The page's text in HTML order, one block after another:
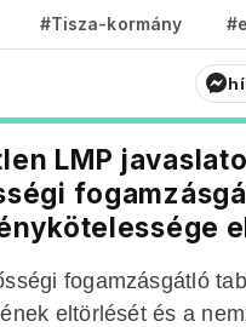
#Tisza-kormány
LMP
fogamzásgátló
eltörlését és a